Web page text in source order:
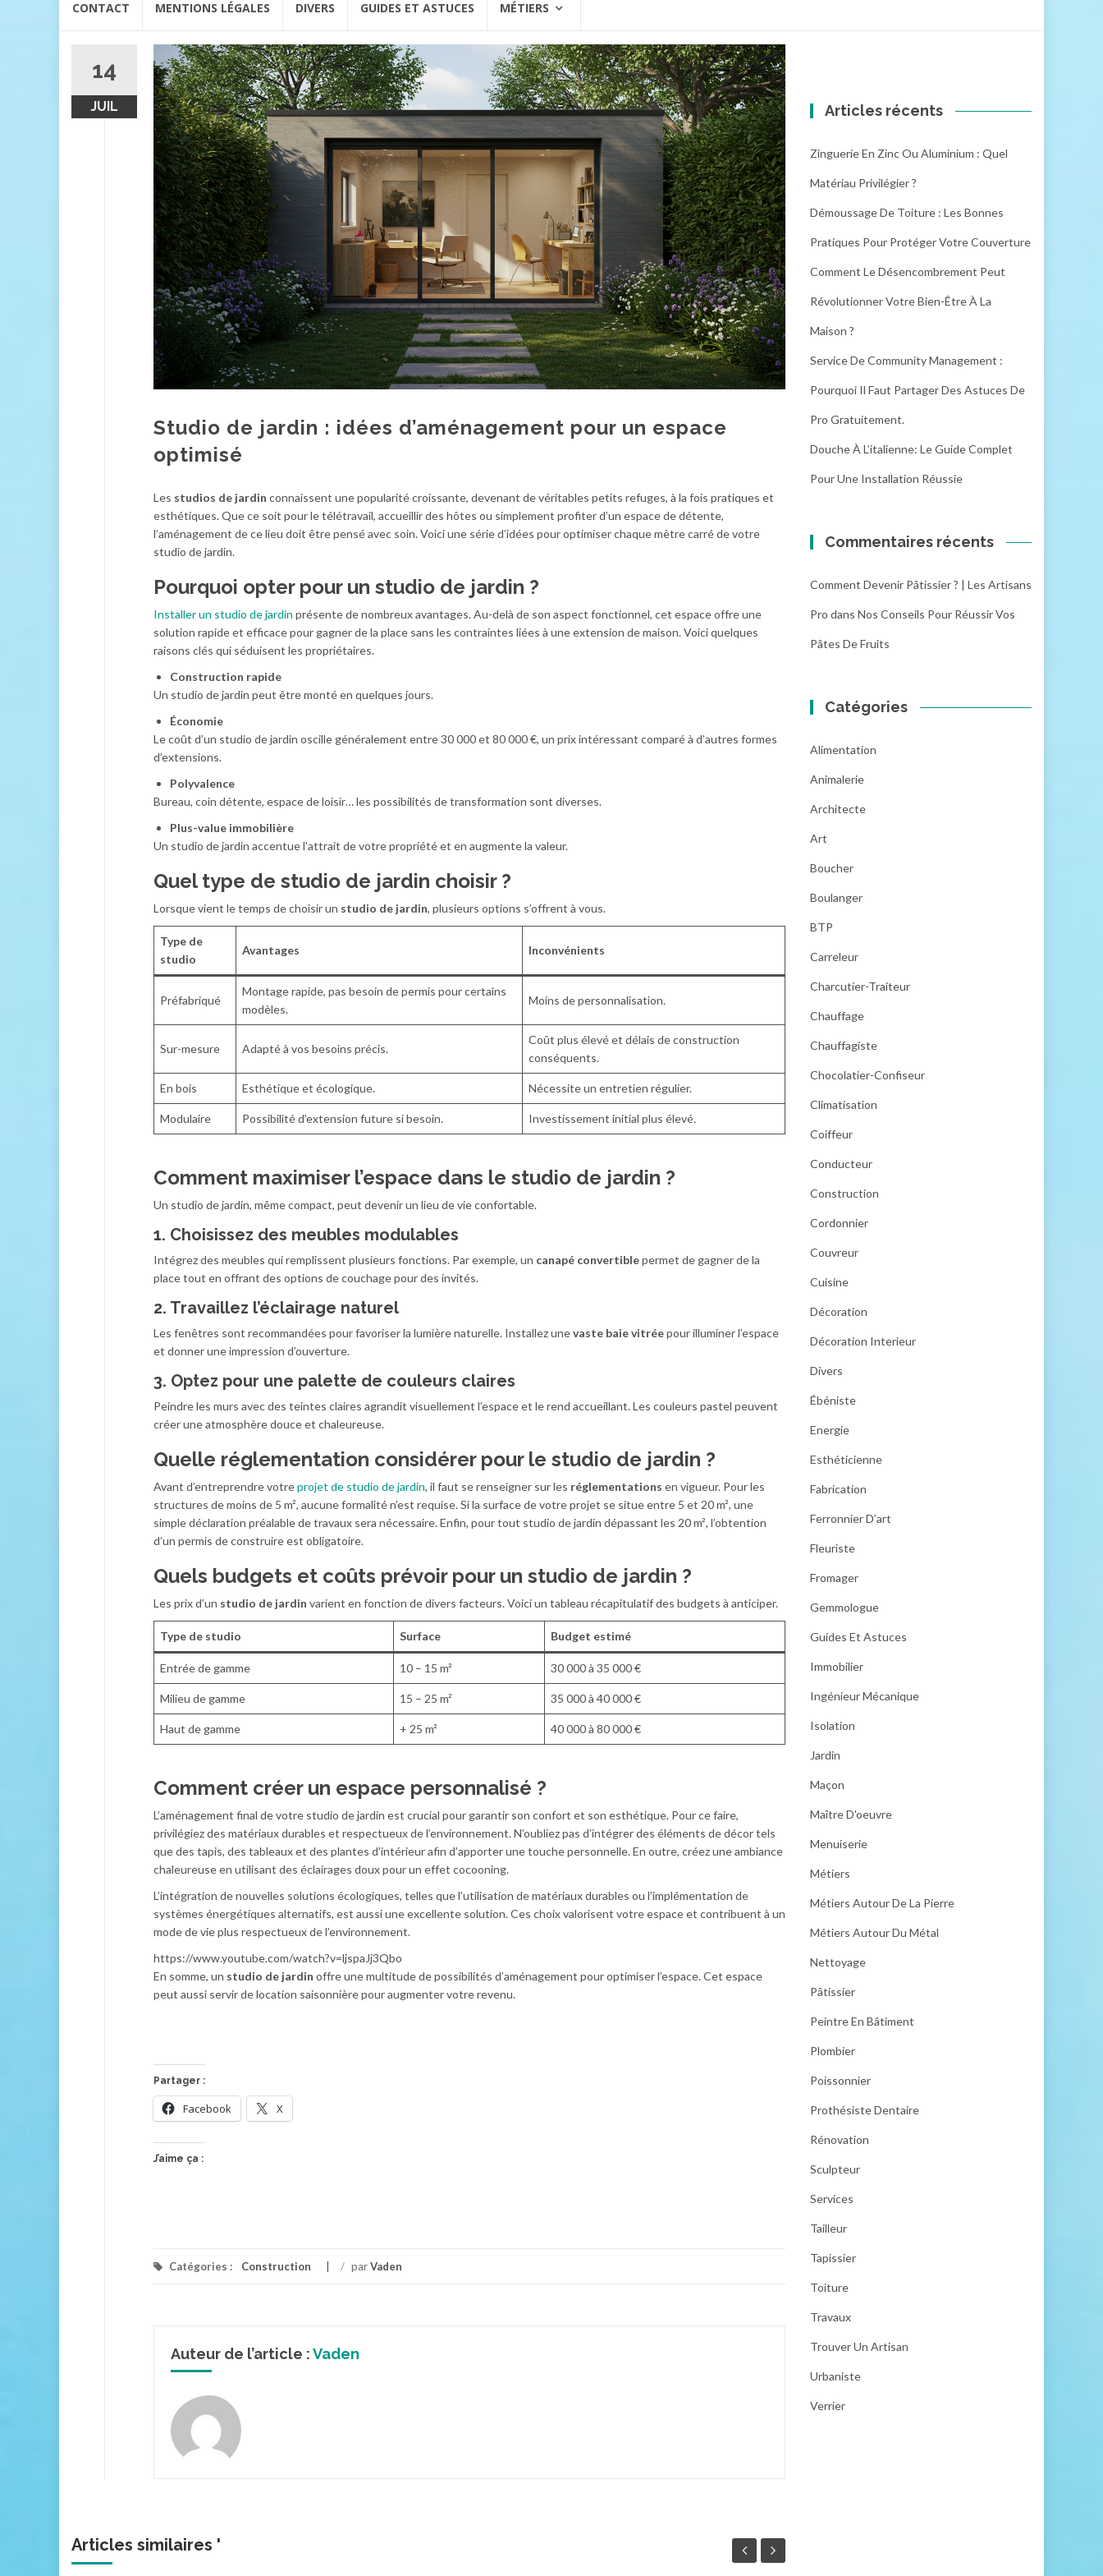
CONTACT MENTIONS LÉGALES DIVERS GUIDES ET ASTUCES MÉTIERS
14
JUIL
Studio de jardin : idées d’aménagement pour un espace
optimisé
Les studios de jardin connaissent une popularité croissante, devenant de véritables petits refuges, à la fois pratiques et
esthétiques. Que ce soit pour le télétravail, accueillir des hôtes ou simplement profiter d’un espace de détente,
l’aménagement de ce lieu doit être pensé avec soin. Voici une série d’idées pour optimiser chaque mètre carré de votre
studio de jardin.
Pourquoi opter pour un studio de jardin ?
Installer un studio de jardin présente de nombreux avantages. Au-delà de son aspect fonctionnel, cet espace offre une
solution rapide et efficace pour gagner de la place sans les contraintes liées à une extension de maison. Voici quelques
raisons clés qui séduisent les propriétaires.
Construction rapide
Un studio de jardin peut être monté en quelques jours.
Économie
Le coût d’un studio de jardin oscille généralement entre 30 000 et 80 000 €, un prix intéressant comparé à d’autres formes
d’extensions.
Polyvalence
Bureau, coin détente, espace de loisir… les possibilités de transformation sont diverses.
Plus-value immobilière
Un studio de jardin accentue l’attrait de votre propriété et en augmente la valeur.
Quel type de studio de jardin choisir ?
Lorsque vient le temps de choisir un studio de jardin, plusieurs options s’offrent à vous.
Type de
studio
Avantages Inconvénients
Préfabriqué
Montage rapide, pas besoin de permis pour certains
modèles.
Moins de personnalisation.
Sur-mesure Adapté à vos besoins précis.
Coût plus élevé et délais de construction
conséquents.
En bois Esthétique et écologique. Nécessite un entretien régulier.
Modulaire Possibilité d’extension future si besoin. Investissement initial plus élevé.
Comment maximiser l’espace dans le studio de jardin ?
Un studio de jardin, même compact, peut devenir un lieu de vie confortable.
1. Choisissez des meubles modulables
Intégrez des meubles qui remplissent plusieurs fonctions. Par exemple, un canapé convertiblepermet de gagner de la
place tout en offrant des options de couchage pour des invités.
2. Travaillez l’éclairage naturel
Les fenêtres sont recommandées pour favoriser la lumière naturelle. Installez unevaste baie vitréepour illuminer l’espace
et donner une impression d’ouverture.
3. Optez pour une palette de couleurs claires
Peindre les murs avec des teintes claires agrandit visuellement l’espace et le rend accueillant. Les couleurs pastel peuvent
créer une atmosphère douce et chaleureuse.
Quelle réglementation considérer pour le studio de jardin ?
Avant d’entreprendre votreprojet de studio de jardin, il faut se renseigner sur les réglementations en vigueur. Pour les
structures de moins de 5 m², aucune formalité n’est requise. Si la surface de votre projet se situe entre 5 et 20 m², une
simple déclaration préalable de travaux sera nécessaire. Enfin, pour tout studio de jardin dépassant les 20 m², l’obtention
d’un permis de construire est obligatoire.
Quels budgets et coûts prévoir pour un studio de jardin ?
Les prix d’un studio de jardin varient en fonction de divers facteurs. Voici un tableau récapitulatif des budgets à anticiper.
Type de studio Surface Budget estimé
Entrée de gamme 10 – 15 m² 30 000 à 35 000 €
Milieu de gamme 15 – 25 m² 35 000 à 40 000 €
Haut de gamme + 25 m² 40 000 à 80 000 €
Comment créer un espace personnalisé ?
L’aménagement final de votre studio de jardin est crucial pour garantir son confort et son esthétique. Pour ce faire,
privilégiez des matériaux durables et respectueux de l’environnement. N’oubliez pas d’intégrer des éléments de décor tels
que des tapis, des tableaux et des plantes d’intérieur afin d’apporter une touche personnelle. En outre, créez une ambiance
chaleureuse en utilisant des éclairages doux pour un effet cocooning.
L’intégration de nouvelles solutions écologiques, telles que l’utilisation de matériaux durables ou l’implémentation de
systèmes énergétiques alternatifs, est aussi une excellente solution. Ces choix valorisent votre espace et contribuent à un
mode de vie plus respectueux de l’environnement.
https://www.youtube.com/watch?v=ljspaJj3Qbo
En somme, un studio de jardin offre une multitude de possibilités d’aménagement pour optimiser l’espace. Cet espace
peut aussi servir de location saisonnière pour augmenter votre revenu.
Partager :
Facebook X
J’aime ça :
Catégories : Construction / parVaden
Auteur de l’article :Vaden
Articles similaires '
Articles récents
Zinguerie En Zinc Ou Aluminium : Quel
Matériau Privilégier ?
Démoussage De Toiture : Les Bonnes
Pratiques Pour Protéger Votre Couverture
Comment Le Désencombrement Peut
Révolutionner Votre Bien-Être À La
Maison ?
Service De Community Management :
Pourquoi Il Faut Partager Des Astuces De
Pro Gratuitement.
Douche À L’italienne: Le Guide Complet
Pour Une Installation Réussie
Commentaires récents
Comment Devenir Pâtissier ? | Les Artisans
Pro dans Nos Conseils Pour Réussir Vos
Pâtes De Fruits
Catégories
Alimentation
Animalerie
Architecte
Art
Boucher
Boulanger
BTP
Carreleur
Charcutier-Traiteur
Chauffage
Chauffagiste
Chocolatier-Confiseur
Climatisation
Coiffeur
Conducteur
Construction
Cordonnier
Couvreur
Cuisine
Décoration
Décoration Interieur
Divers
Ébéniste
Energie
Esthéticienne
Fabrication
Ferronnier D’art
Fleuriste
Fromager
Gemmologue
Guides Et Astuces
Immobilier
Ingénieur Mécanique
Isolation
Jardin
Maçon
Maître D'oeuvre
Menuiserie
Métiers
Métiers Autour De La Pierre
Métiers Autour Du Métal
Nettoyage
Pâtissier
Peintre En Bâtiment
Plombier
Poissonnier
Prothésiste Dentaire
Rénovation
Sculpteur
Services
Tailleur
Tapissier
Toiture
Travaux
Trouver Un Artisan
Urbaniste
Verrier